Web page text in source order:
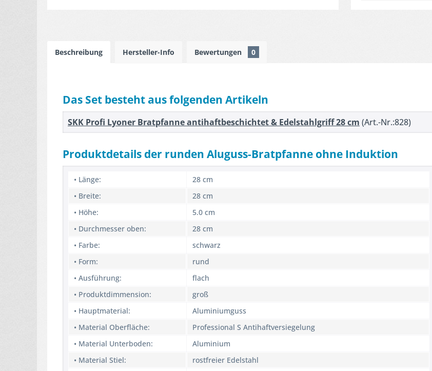
Beschreibung Hersteller-Info Bewertungen 0
Das Set besteht aus folgenden Artikeln
SKK Profi Lyoner Bratpfanne antihaftbeschichtet & Edelstahlgriff 28 cm (Art.-Nr.:828)
Produktdetails der runden Aluguss-Bratpfanne ohne Induktion
• Länge:
28 cm
• Breite:
28 cm
• Höhe:
5.0 cm
• Durchmesser oben:
28 cm
• Farbe:
schwarz
• Form:
rund
• Ausführung:
flach
• Produktdimmension:
groß
• Hauptmaterial:
Aluminiumguss
• Material Oberfläche:
Professional S Antihaftversiegelung
• Material Unterboden:
Aluminium
• Material Stiel:
rostfreier Edelstahl